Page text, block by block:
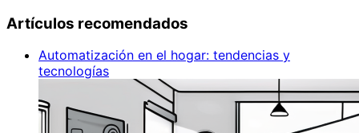
Artículos recomendados
Automatización en el hogar: tendencias y
tecnologías